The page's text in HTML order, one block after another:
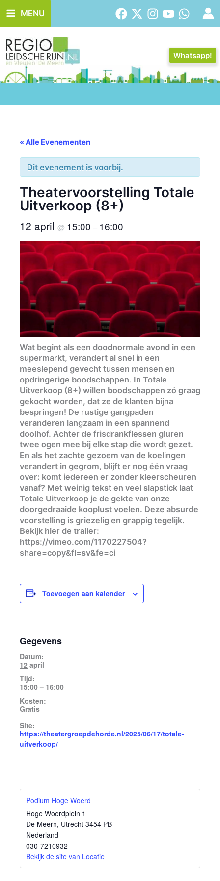
naar
de
inhoud
MENU
Whatsapp!
« Alle Evenementen
Dit evenement is voorbij.
Theatervoorstelling Totale
Uitverkoop (8+)
12 april @ 15:00 – 16:00
Wat begint als een doodnormale avond in een
supermarkt, verandert al snel in een
meeslepend gevecht tussen mensen en
opdringerige boodschappen. In Totale
Uitverkoop (8+) willen boodschappen zó graag
gekocht worden, dat ze de klanten bijna
bespringen! De rustige gangpaden
veranderen langzaam in een spannend
doolhof. Achter de frisdrankflessen gluren
twee ogen mee bij elke stap die wordt gezet.
En als het zachte gezoem van de koelingen
verandert in gegrom, blijft er nog één vraag
over: komt iedereen er zonder kleerscheuren
vanaf? Met weinig tekst en veel slapstick laat
Totale Uitverkoop je de gekte van onze
doorgedraaide kooplust voelen. Deze absurde
voorstelling is griezelig en grappig tegelijk.
Bekijk hier de trailer:
https://vimeo.com/1170227504?
share=copy&fl=sv&fe=ci
Toevoegen aan kalender
Gegevens
Datum:
12 april
Tijd:
15:00 – 16:00
Kosten:
Gratis
Site:
https://theatergroepdehorde.nl/2025/06/17/totale-
uitverkoop/
Podium Hoge Woerd
Hoge Woerdplein 1
De Meern, Utrecht 3454 PB
Nederland
030-7210932
Bekijk de site van Locatie